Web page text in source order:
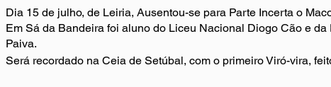
Dia 15 de julho, de Leiria, Ausentou-se para Parte Incerta o
Em Sá da Bandeira foi aluno do Liceu Nacional Diogo Cão e
Paiva.
Será recordado na Ceia de Setúbal, com o primeiro Viró-vira,